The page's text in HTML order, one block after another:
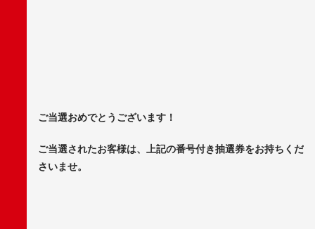
ご当選おめでとうございます！
ご当選されたお客様は、上記の番号付き抽選券をお持ちくだ
さいませ。